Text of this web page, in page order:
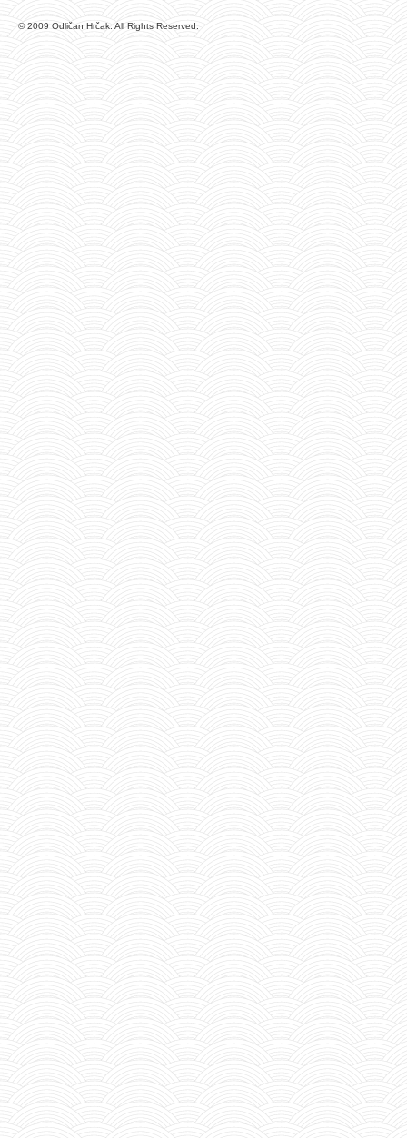
© 2009 Odličan Hrčak. All Rights Reserved.